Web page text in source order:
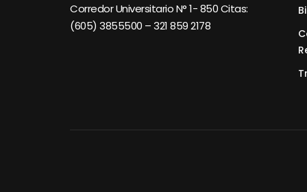
Corredor Universitario N° 1- 850 Citas:
(605) 3855500 – 321 859 2178